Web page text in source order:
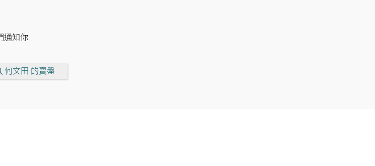
通知你
何文田 的賣盤